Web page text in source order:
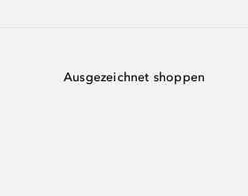
Ausgezeichnet shoppen